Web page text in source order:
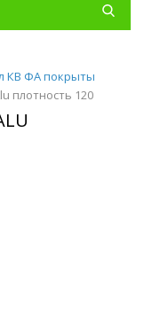
КВ ФА покрыты
плотность 120